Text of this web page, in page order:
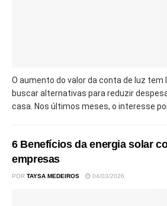
O aumento do valor da conta de luz tem
buscar alternativas para reduzir
casa. Nos últimos meses, o interesse por
6 Benefícios da energia solar
empresas
POR TAYSA MEDEIROS 04/03/2026